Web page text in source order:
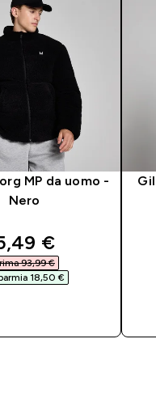
MP da uomo -
Nero
price
€‎
93,99 €‎
18,50 €‎